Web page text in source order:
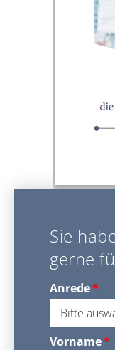
Sie
gerne
Anrede*
Vorname*